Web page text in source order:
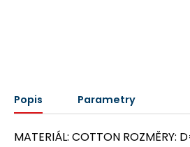
Popis Parametry
MATERIÁL: COTTON